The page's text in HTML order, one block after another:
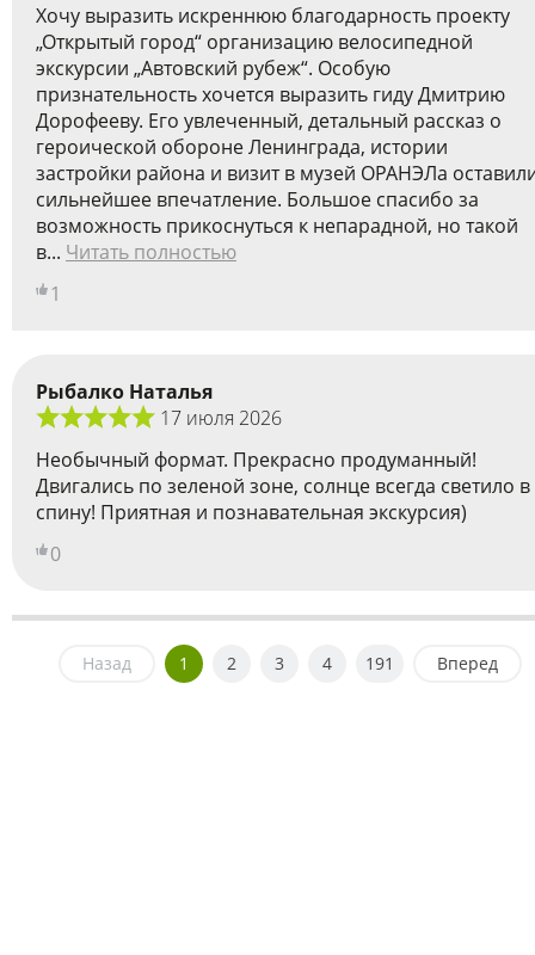
Хочу выразить искреннюю благодарность проекту
„Открытый город“ организацию велосипедной
экскурсии „Автовский рубеж“. Особую
признательность хочется выразить гиду Дмитрию
Дорофееву. Его увлеченный, детальный рассказ о
героической обороне Ленинграда, истории
застройки района и визит в музей ОРАНЭЛа
сильнейшее впечатление. Большое спасибо за
возможность прикоснуться к непарадной, но такой
в... Читать полностью
1
Рыбалко Наталья
17 июля 2026
Необычный формат. Прекрасно продуманный!
Двигались по зеленой зоне, солнце всегда светило в
спину! Приятная и познавательная экскурсия)
0
Назад 1 2 3 4 191 Вперед